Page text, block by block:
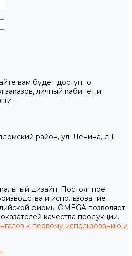
вам будет доступно
заказов, личный кабинет и
район, ул. Ленина, д.1
дизайн. Постоянное
и использование
фирмы OMEGA позволяет
качества продукции.
к первому использованию и